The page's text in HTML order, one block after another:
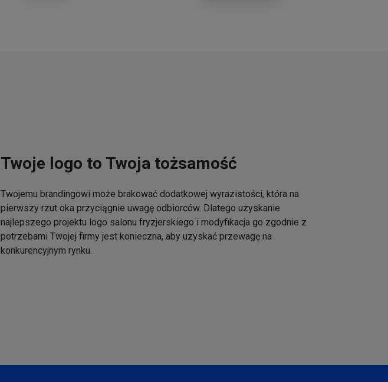
Twoje logo to Twoja tożsamość
Twojemu brandingowi może brakować dodatkowej wyrazistości, która na
pierwszy rzut oka przyciągnie uwagę odbiorców. Dlatego uzyskanie
najlepszego projektu logo salonu fryzjerskiego i modyfikacja go zgodnie z
potrzebami Twojej firmy jest konieczna, aby uzyskać przewagę na
konkurencyjnym rynku.